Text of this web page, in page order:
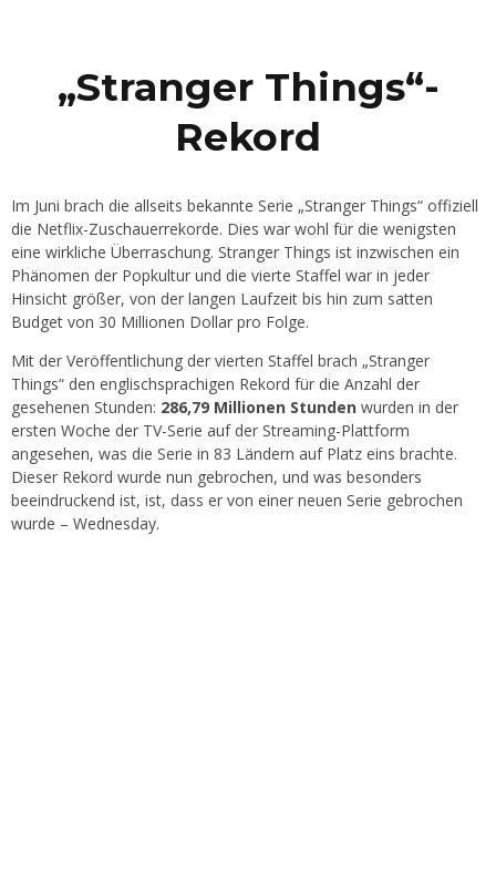
„Stranger Things“-
Rekord
Im Juni brach die allseits bekannte Serie „Stranger Things“ offiziell
die Netflix-Zuschauerrekorde. Dies war wohl für die wenigsten
eine wirkliche Überraschung. Stranger Things ist inzwischen ein
Phänomen der Popkultur und die vierte Staffel war in jeder
Hinsicht größer, von der langen Laufzeit bis hin zum satten
Budget von 30 Millionen Dollar pro Folge.
Mit der Veröffentlichung der vierten Staffel brach „Stranger
Things“ den englischsprachigen Rekord für die Anzahl der
gesehenen Stunden: 286,79 Millionen Stunden wurden in der
ersten Woche der TV-Serie auf der Streaming-Plattform
angesehen, was die Serie in 83 Ländern auf Platz eins brachte.
Dieser Rekord wurde nun gebrochen, und was besonders
beeindruckend ist, ist, dass er von einer neuen Serie gebrochen
wurde – Wednesday.